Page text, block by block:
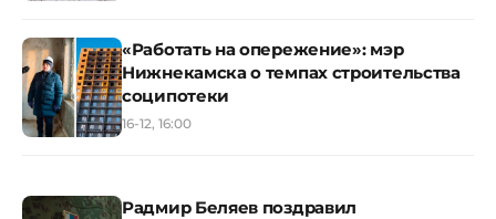
«Работать на опережение»: мэр
Нижнекамска о темпах строительства
соципотеки
16-12, 16:00
Радмир Беляев поздравил